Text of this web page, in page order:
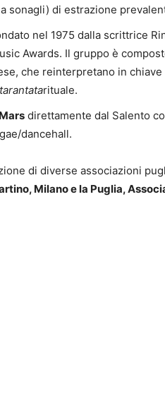
sonagli) di estrazione
nel 1975 dalla scrittrice
Awards. Il gruppo è
che reinterpretano in
rituale.
direttamente dal Salento
dancehall.
di diverse associazioni
Milano e la Puglia,